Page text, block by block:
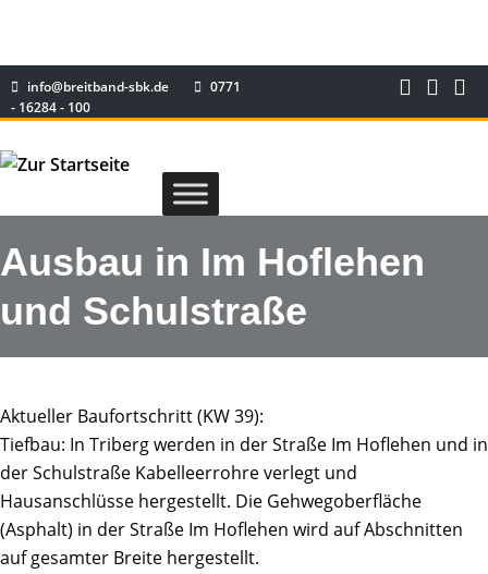
info@breitband-sbk.de
0771
- 16284 - 100
Ausbau in Im Hoflehen
und Schulstraße
Aktueller Baufortschritt (KW 39):
Tiefbau: In Triberg werden in der Straße Im Hoflehen und in
der Schulstraße Kabelleerrohre verlegt und
Hausanschlüsse hergestellt. Die Gehwegoberfläche
(Asphalt) in der Straße Im Hoflehen wird auf Abschnitten
auf gesamter Breite hergestellt.